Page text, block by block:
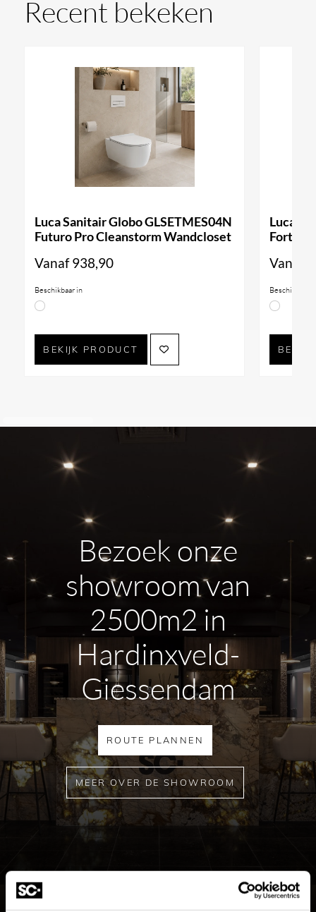
Recent bekeken
Luca Sanitair Globo GLSETMES04N
Futuro Pro Cleanstorm Wandcloset
Vanaf938,90
Beschikbaar in
BEKIJK PRODUCT
Luca
Forty3
Vanaf
Beschikbaar
Bezoek onze
showroom van
2500m2 in
Hardinxveld-
Giessendam
ROUTE PLANNEN
MEER OVER DE SHOWROOM